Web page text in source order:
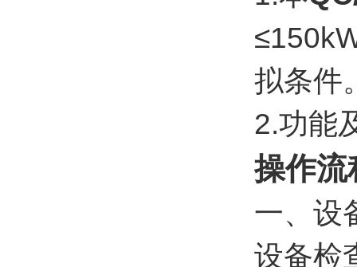
拟条件
2.功能
操作流
一、设
设备检